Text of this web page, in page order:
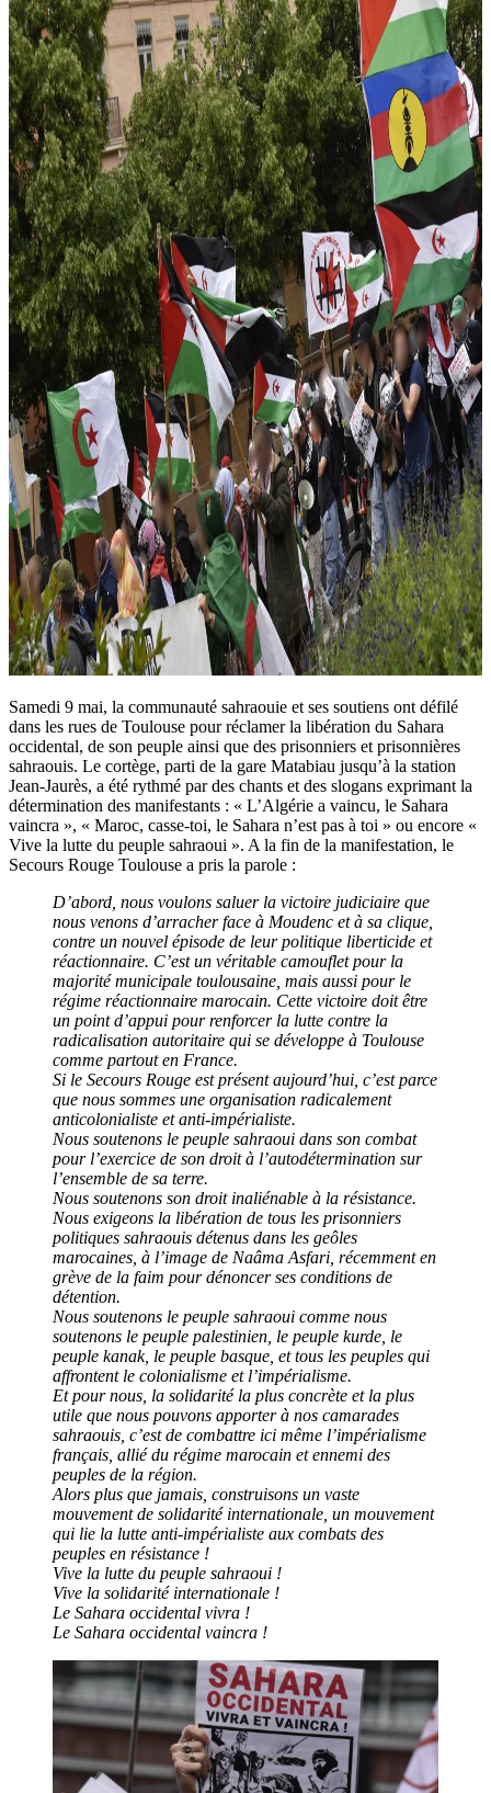
Samedi 9 mai, la communauté sahraouie et ses soutiens ont défilé
dans les rues de Toulouse pour réclamer la libération du Sahara
occidental, de son peuple ainsi que des prisonniers et prisonnières
sahraouis. Le cortège, parti de la gare Matabiau jusqu’à la station
Jean-Jaurès, a été rythmé par des chants et des slogans exprimant la
détermination des manifestants : « L’Algérie a vaincu, le Sahara
vaincra », « Maroc, casse-toi, le Sahara n’est pas à toi » ou encore «
Vive la lutte du peuple sahraoui ». A la fin de la manifestation, le
Secours Rouge Toulouse a pris la parole :
D’abord, nous voulons saluer la victoire judiciaire que
nous venons d’arracher face à Moudenc et à sa clique,
contre un nouvel épisode de leur politique liberticide et
réactionnaire. C’est un véritable camouflet pour la
majorité municipale toulousaine, mais aussi pour le
régime réactionnaire marocain. Cette victoire doit être
un point d’appui pour renforcer la lutte contre la
radicalisation autoritaire qui se développe à Toulouse
comme partout en France.
Si le Secours Rouge est présent aujourd’hui, c’est parce
que nous sommes une organisation radicalement
anticolonialiste et anti-impérialiste.
Nous soutenons le peuple sahraoui dans son combat
pour l’exercice de son droit à l’autodétermination sur
l’ensemble de sa terre.
Nous soutenons son droit inaliénable à la résistance.
Nous exigeons la libération de tous les prisonniers
politiques sahraouis détenus dans les geôles
marocaines, à l’image de Naâma Asfari, récemment en
grève de la faim pour dénoncer ses conditions de
détention.
Nous soutenons le peuple sahraoui comme nous
soutenons le peuple palestinien, le peuple kurde, le
peuple kanak, le peuple basque, et tous les peuples qui
affrontent le colonialisme et l’impérialisme.
Et pour nous, la solidarité la plus concrète et la plus
utile que nous pouvons apporter à nos camarades
sahraouis, c’est de combattre ici même l’impérialisme
français, allié du régime marocain et ennemi des
peuples de la région.
Alors plus que jamais, construisons un vaste
mouvement de solidarité internationale, un mouvement
qui lie la lutte anti-impérialiste aux combats des
peuples en résistance !
Vive la lutte du peuple sahraoui !
Vive la solidarité internationale !
Le Sahara occidental vivra !
Le Sahara occidental vaincra !